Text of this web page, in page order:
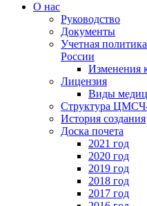
О нас
Руководство
Документы
Учетная
России
Изменения
Лицензия
Виды
Структура
История создания
Доска почета
2021 год
2020 год
2019 год
2018 год
2017 год